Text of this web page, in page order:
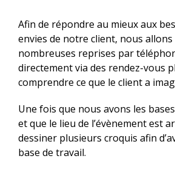
Afin de répondre au mieux aux
envies de notre client, nous allons
nombreuses reprises par
directement via des rendez-vous
comprendre ce que le client a
Une fois que nous avons les
et que le lieu de l’évènement est
dessiner plusieurs croquis afin
base de travail.